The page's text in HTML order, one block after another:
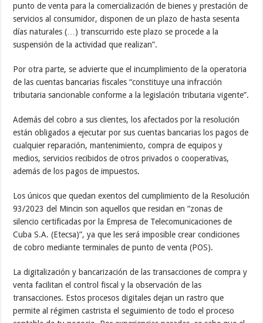
punto de venta para la comercialización de bienes y prestación de
servicios al consumidor, disponen de un plazo de hasta sesenta
días naturales (…) transcurrido este plazo se procede a la
suspensión de la actividad que realizan”.
Por otra parte, se advierte que el incumplimiento de la operatoria
de las cuentas bancarias fiscales “constituye una infracción
tributaria sancionable conforme a la legislación tributaria vigente”.
Además del cobro a sus clientes, los afectados por la resolución
están obligados a ejecutar por sus cuentas bancarias los pagos de
cualquier reparación, mantenimiento, compra de equipos y
medios, servicios recibidos de otros privados o cooperativas,
además de los pagos de impuestos.
Los únicos que quedan exentos del cumplimiento de la Resolución
93/2023 del Mincin son aquellos que residan en “zonas de
silencio certificadas por la Empresa de Telecomunicaciones de
Cuba S.A. (Etecsa)”, ya que les será imposible crear condiciones
de cobro mediante terminales de punto de venta (POS).
La digitalización y bancarización de las transacciones de compra y
venta facilitan el control fiscal y la observación de las
transacciones. Estos procesos digitales dejan un rastro que
permite al régimen castrista el seguimiento de todo el proceso